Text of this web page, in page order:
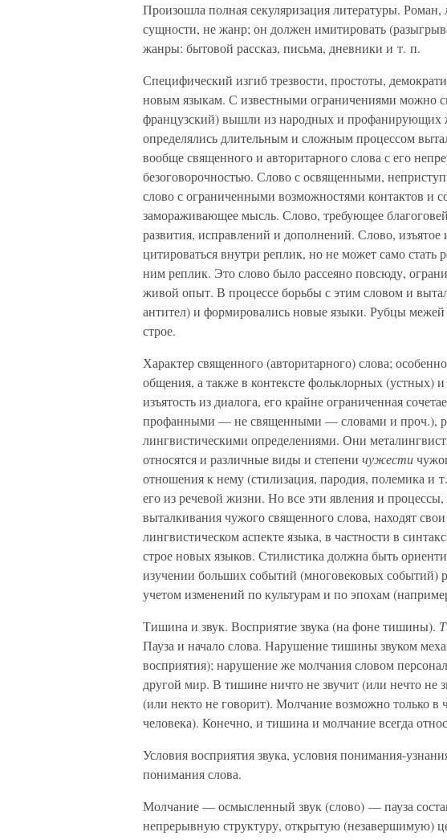
Произошла полная секуляризация литературы.
сущности, не жанр; он должен имитировать
жанры: бытовой рассказ, письма, дневники и т. п.
Специфический изгиб трезвости, простоты,
новым языкам. С известными ограничениями можно
французский) вышли из народных и профанирующих
определялись длительным и сложным процессом
вообще священного и авторитарного слова с его
безоговорочностью. Слово с освященными,
слово с ограниченными возможностями контактов и
замораживающее мысль. Слово, требующее
развития, исправлений и дополнений. Слово, изъятое
цитироваться внутри реплик, но не может само стать
ним реплик. Это слово было рассеяно повсюду,
живой опыт. В процессе борьбы с этим словом и
антител) и формировались новые языки. Рубцы
строе.
Характер священного (авторитарного) слова;
общения, а также в контексте фольклорных (устных)
изъятость из диалога, его крайне ограниченная
профанными — не священными — словами и проч.),
лингвистическими определениями. Они
относятся и различные виды и степени чужести
отношения к нему (стилизация, пародия, полемика и
его из речевой жизни. Но все эти явления и
выталкивания чужого священного слова, находят
лингвистическом аспекте языка, в частности в
строе новых языков. Стилистика должна быть
изучении больших событий (многовековых событий)
учетом изменений по культурам и по эпохам
Тишина и звук. Восприятие звука (на фоне тишины).
Пауза и начало слова. Нарушение тишины звуком
восприятия); нарушение же молчания словом
другой мир. В тишине ничто не звучит (или нечто
(или некто не говорит). Молчание возможно только в
человека). Конечно, и тишина и молчание всегда
Условия восприятия звука, условия понимания-
понимания слова.
Молчание — осмысленный звук (слово) — пауза
непрерывную структуру, открытую (незавершимую)